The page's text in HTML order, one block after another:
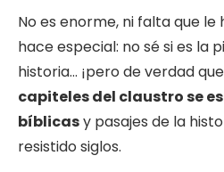
No es enorme, ni falta que le
hace especial: no sé si es la
historia… ¡pero de verdad
capiteles del claustro se
bíblicasy pasajes de la
resistido siglos.